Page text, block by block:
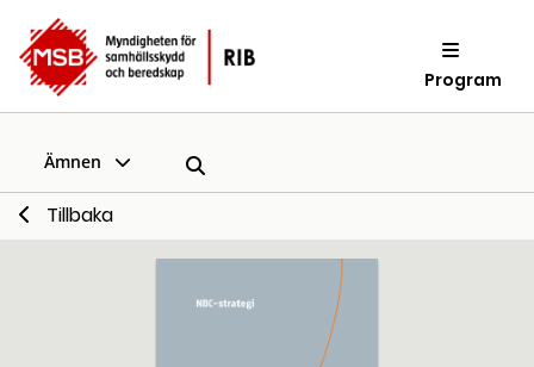
Program
Ämnen
Tillbaka